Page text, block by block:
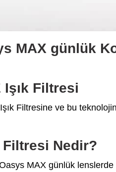
MAX günlük
Işık Filtresi
Filtresine ve bu
Filtresi Nedir?
MAX günlük